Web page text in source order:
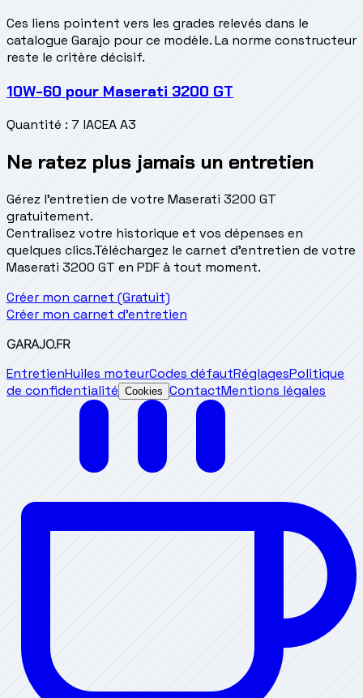
Ces liens pointent vers les grades relevés dans le
catalogue Garajo pour ce modèle. La norme constructeur
reste le critère décisif.
10W-60 pour Maserati 3200 GT
Quantité : 7 lACEA A3
Ne ratez plus jamais un entretien
Gérez l'entretien de votre Maserati 3200 GT
gratuitement.
Centralisez votre historique et vos dépenses en
quelques clics.Téléchargez le carnet d'entretien de votre
Maserati 3200 GT en PDF à tout moment.
Créer mon carnet (Gratuit)
Créer mon carnet d'entretien
GARAJO.FR
EntretienHuiles moteurCodes défautRéglagesPolitique
de confidentialité Cookies ContactMentions légales